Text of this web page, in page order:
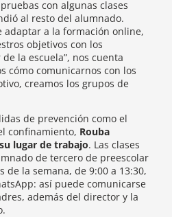
con algunas clases
al resto del alumnado.
adaptar a la formación online,
objetivos con los
la escuela”, nos cuenta
cómo comunicarnos con los
creamos los grupos de
de prevención como el
confinamiento, Rouba
lugar de trabajo. Las clases
de tercero de preescolar
la semana, de 9:00 a 13:30,
así puede comunicarse
además del director y la